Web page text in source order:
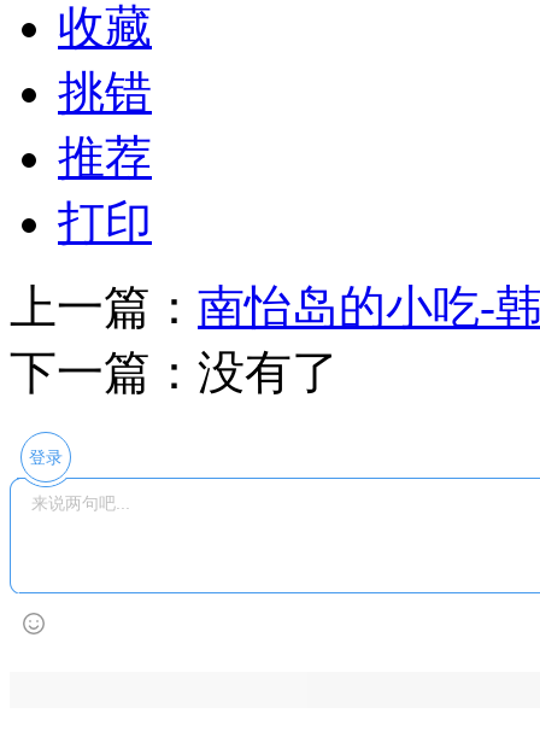
收藏
挑错
推荐
打印
上一篇： 南怡岛的小吃-
下一篇：没有了
登录